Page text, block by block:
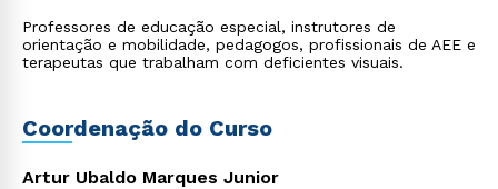
Professores de educação especial, instrutores de
orientação e mobilidade, pedagogos, profissionais de AEE e
terapeutas que trabalham com deficientes visuais.
Coordenação do Curso
Artur Ubaldo Marques Junior